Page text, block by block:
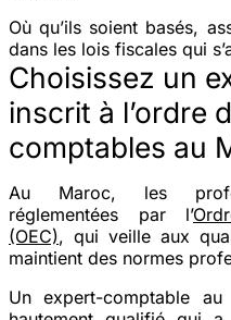
Où qu’ils soient basés,
dans les lois fiscales qui
Choisissez un
inscrit à l’ordre
comptables au
Au Maroc, les
réglementées par l’
(OEC), qui veille aux
maintient des normes
Un expert-comptable